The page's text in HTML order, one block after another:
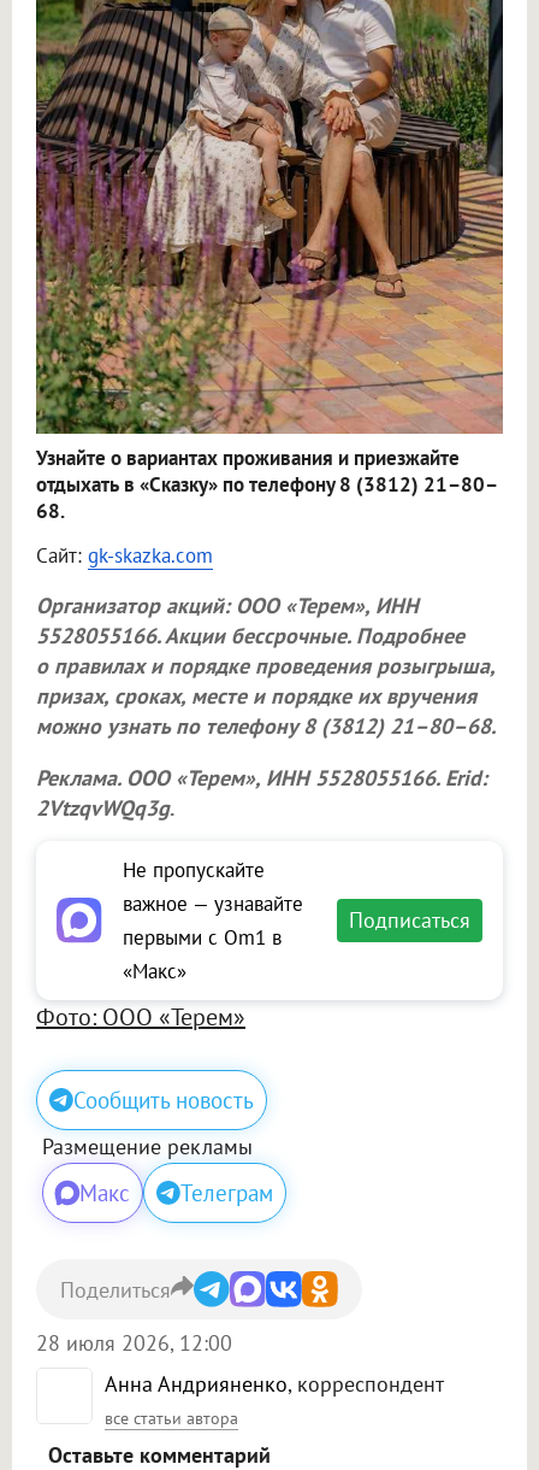
Узнайте о вариантах проживания и приезжайте
отдыхать в «Сказку» по телефону 8 (3812) 21–80–
68.
Сайт: gk-skazka.com
Организатор акций: ООО «Терем», ИНН
5528055166. Акции бессрочные. Подробнее
о правилах и порядке проведения розыгрыша,
призах, сроках, месте и порядке их вручения
можно узнать по телефону 8 (3812) 21–80–68.
Реклама. ООО «Терем», ИНН 5528055166. Erid:
2VtzqvWQq3g.
Не пропускайте
важное — узнавайте
первыми с Om1 в
«Макс»
Подписаться
Фото: ООО «Терем»
Сообщить новость
Размещение рекламы
Макс Телеграм
Анна Андрияненко, корреспондент
все статьи автора
28 июля 2026, 12:00
Поделиться
Оставьте комментарий